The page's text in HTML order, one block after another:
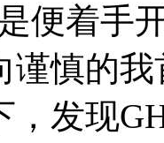
便着手
谨慎的
，发现